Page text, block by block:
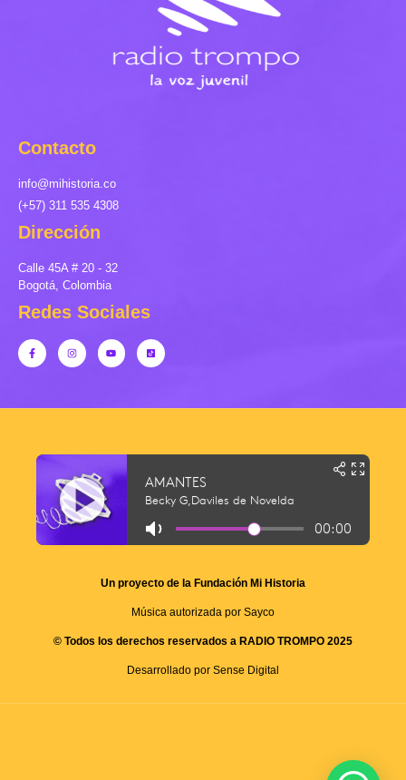
Contacto
info@mihistoria.co
(+57) 311 535 4308
Dirección
Calle 45A # 20 - 32
Bogotá, Colombia
Redes Sociales
Un proyecto de la Fundación Mi Historia
Música autorizada por Sayco
© Todos los derechos reservados a RADIO TROMPO 2025
Desarrollado por Sense Digital